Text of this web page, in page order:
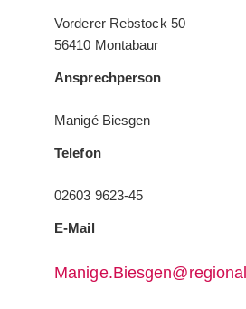
Vorderer Rebstock 50
56410 Montabaur
Ansprechperson
Manigé Biesgen
Telefon
02603 9623-45
E-Mail